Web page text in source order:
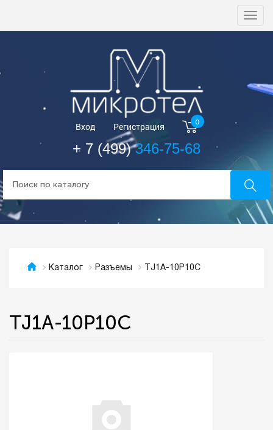
Вход Регистрация 0
+ 7 (499)346-75-68
Каталог Разъемы TJ1A-10P10C
TJ1A-10P10C